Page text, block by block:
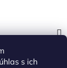
s ich